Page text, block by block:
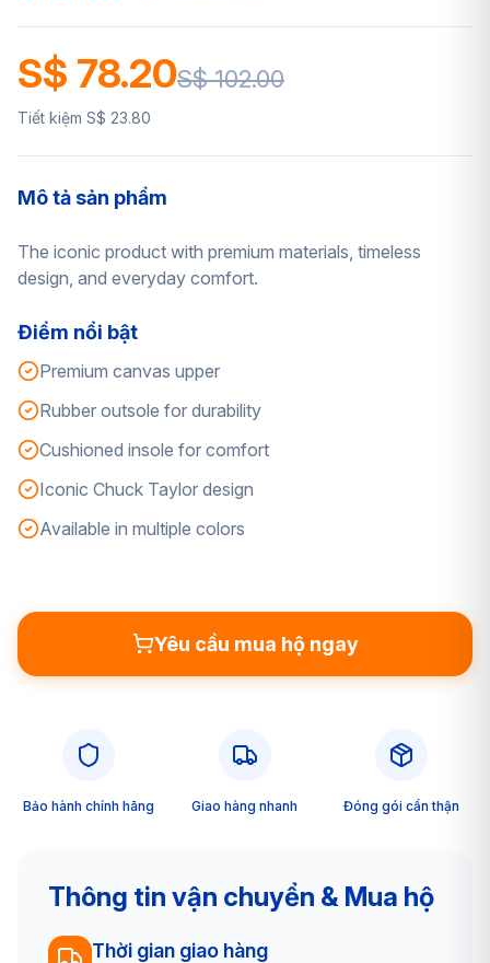
S$ 78.20S$ 102.00
Tiết kiệm S$ 23.80
Mô tả sản phẩm
The iconic product with premium materials, timeless
design, and everyday comfort.
Điểm nổi bật
Premium canvas upper
Rubber outsole for durability
Cushioned insole for comfort
Iconic Chuck Taylor design
Available in multiple colors
Yêu cầu mua hộ ngay
Bảo hành chính hãng Giao hàng nhanh Đóng gói cẩn thận
Thông tin vận chuyển & Mua hộ
Thời gian giao hàng